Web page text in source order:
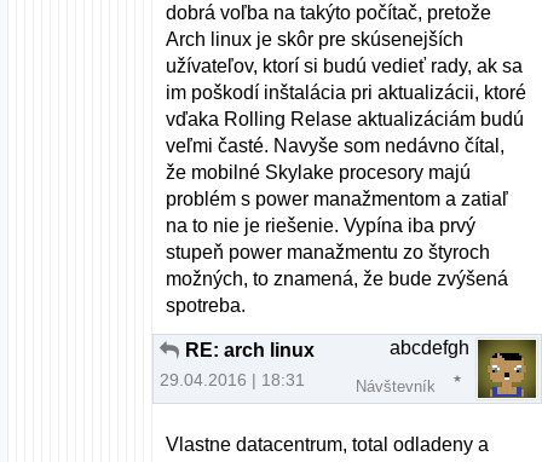
dobrá voľba na takýto počítač, pretože
Arch linux je skôr pre skúsenejších
užívateľov, ktorí si budú vedieť rady, ak sa
im poškodí inštalácia pri aktualizácii, ktoré
vďaka Rolling Relase aktualizáciám budú
veľmi časté. Navyše som nedávno čítal,
že mobilné Skylake procesory majú
problém s power manažmentom a zatiaľ
na to nie je riešenie. Vypína iba prvý
stupeň power manažmentu zo štyroch
možných, to znamená, že bude zvýšená
spotreba.
RE: arch linux
29.04.2016 | 18:31
abcdefgh
Návštevník
Vlastne datacentrum, total odladeny a